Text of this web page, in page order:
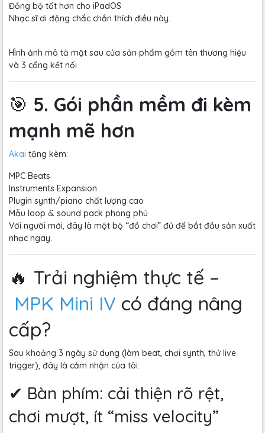
Đồng bộ tốt hơn cho iPadOS
Nhạc sĩ di động chắc chắn thích điều này.
HÌnh ảnh mô tả mặt sau của sản phẩm gồm tên thương hiệu
và 3 cổng kết nối
🎯 5. Gói phần mềm đi kèm
mạnh mẽ hơn
Akai tặng kèm:
MPC Beats
Instruments Expansion
Plugin synth/piano chất lượng cao
Mẫu loop & sound pack phong phú
Với người mới, đây là một bộ “đồ chơi” đủ để bắt đầu sản xuất
nhạc ngay.
🔥 Trải nghiệm thực tế –
MPK Mini IV có đáng nâng
cấp?
Sau khoảng 3 ngày sử dụng (làm beat, chơi synth, thử live
trigger), đây là cảm nhận của tôi:
✔ Bàn phím: cải thiện rõ rệt,
chơi mượt, ít “miss velocity”